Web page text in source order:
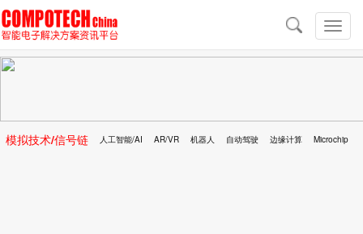
切
换
导
导
航
模拟技术/信号链 人工智能/AI AR/VR 机器人 自动驾驶 边缘计算 Microchip